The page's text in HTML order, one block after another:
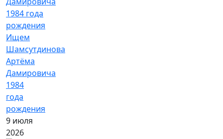
Ищем
Шамсутдинова
Артёма
Дамировича
1984
года
рождения
9 июля
2026